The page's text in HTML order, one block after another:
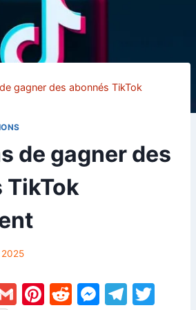
gagner des abonnés TikTok
de gagner des
TikTok
G
Pi R
M T